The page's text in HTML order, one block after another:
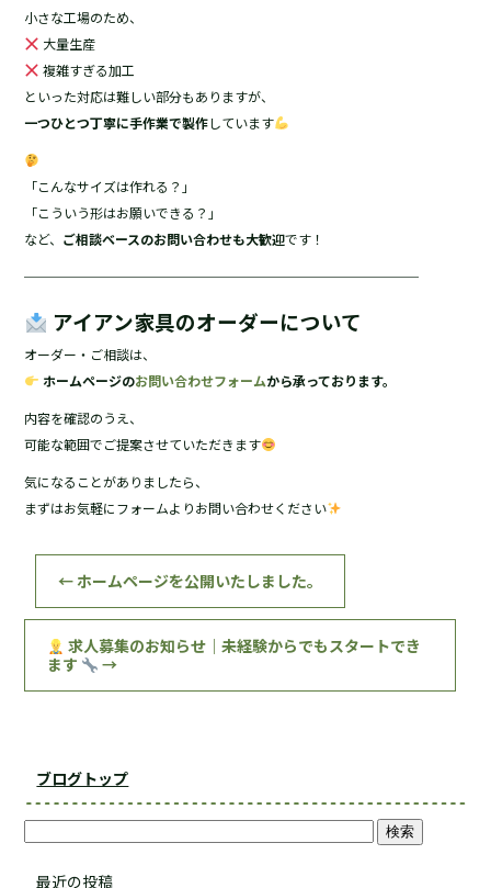
小さな工場のため、
大量生産
複雑すぎる加工
といった対応は難しい部分もありますが、
一つひとつ丁寧に手作業で製作しています
「こんなサイズは作れる？」
「こういう形はお願いできる？」
など、 ご相談ベースのお問い合わせも大歓迎です！
──────────────────────────────
アイアン家具のオーダーについて
オーダー・ご相談は、
ホームページのお問い合わせフォームから承っております。
内容を確認のうえ、
可能な範囲でご提案させていただきます
気になることがありましたら、
まずはお気軽にフォームよりお問い合わせください
←ホームページを公開いたしました。
求人募集のお知らせ｜未経験からでもスタートでき
ます
→
ブログトップ
最近の投稿